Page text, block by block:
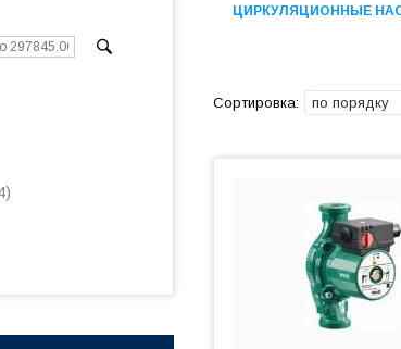
ЦИРКУЛЯЦИОННЫЕ